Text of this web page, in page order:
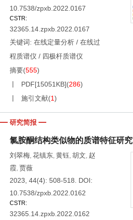
10.7538/zpxb.2022.0167
CSTR:
32365.14.zpxb.2022.0167
关键词: 在线定量分析 / 在线过
程质谱仪 / 四极杆质谱仪
摘要(555)
PDF[15051KB](286)
施引文献(1)
研究简报
氯胺酮结构类似物的质谱特征研究
刘翠梅, 花镇东, 黄钰, 胡文, 赵
霞, 贾薇
2023, 44(4): 508-518.
DOI:
10.7538/zpxb.2022.0162
CSTR:
32365.14.zpxb.2022.0162